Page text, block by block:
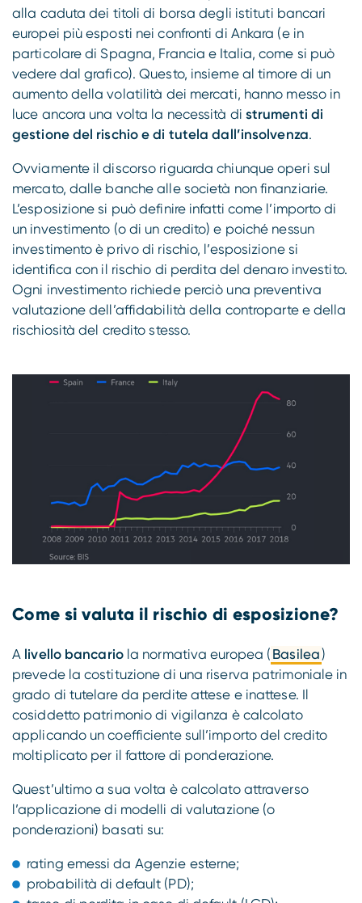
alla caduta dei titoli di borsa degli istituti bancari
europei più esposti nei confronti di Ankara (e in
particolare di Spagna, Francia e Italia, come si può
vedere dal grafico). Questo, insieme al timore di un
aumento della volatilità dei mercati, hanno messo in
luce ancora una volta la necessità di strumenti di
gestione del rischio e di tutela dall’insolvenza.
Ovviamente il discorso riguarda chiunque operi sul
mercato, dalle banche alle società non finanziarie.
L’esposizione si può definire infatti come l’importo di
un investimento (o di un credito) e poiché nessun
investimento è privo di rischio, l’esposizione si
identifica con il rischio di perdita del denaro investito.
Ogni investimento richiede perciò una preventiva
valutazione dell’affidabilità della controparte e della
rischiosità del credito stesso.
Come si valuta il rischio di esposizione?
A livello bancariola normativa europea ( Basilea)
prevede la costituzione di una riserva patrimoniale in
grado di tutelare da perdite attese e inattese. Il
cosiddetto patrimonio di vigilanza è calcolato
applicando un coefficiente sull’importo del credito
moltiplicato per il fattore di ponderazione.
Quest’ultimo a sua volta è calcolato attraverso
l’applicazione di modelli di valutazione (o
ponderazioni) basati su:
rating emessi da Agenzie esterne;
probabilità di default (PD);